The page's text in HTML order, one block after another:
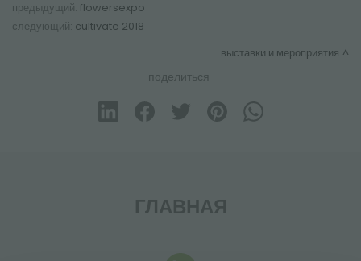
предыдущий: flowersexpo
следующий: cultivate 2018
выставки и мероприятия
поделиться
ГЛАВНАЯ